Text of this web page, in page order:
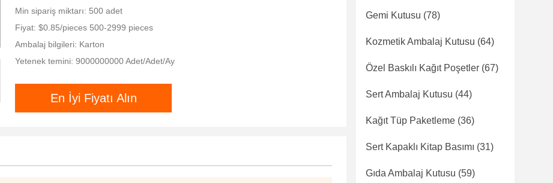
Min sipariş miktarı: 500 adet
Fiyat: $0.85/pieces 500-2999 pieces
Ambalaj bilgileri: Karton
Yetenek temini: 9000000000 Adet/Adet/Ay
En İyi Fiyatı Alın
Gemi Kutusu (78)
Kozmetik Ambalaj Kutusu (64)
Özel Baskılı Kağıt Poşetler (67)
Sert Ambalaj Kutusu (44)
Kağıt Tüp Paketleme (36)
Sert Kapaklı Kitap Basımı (31)
Gıda Ambalaj Kutusu (59)